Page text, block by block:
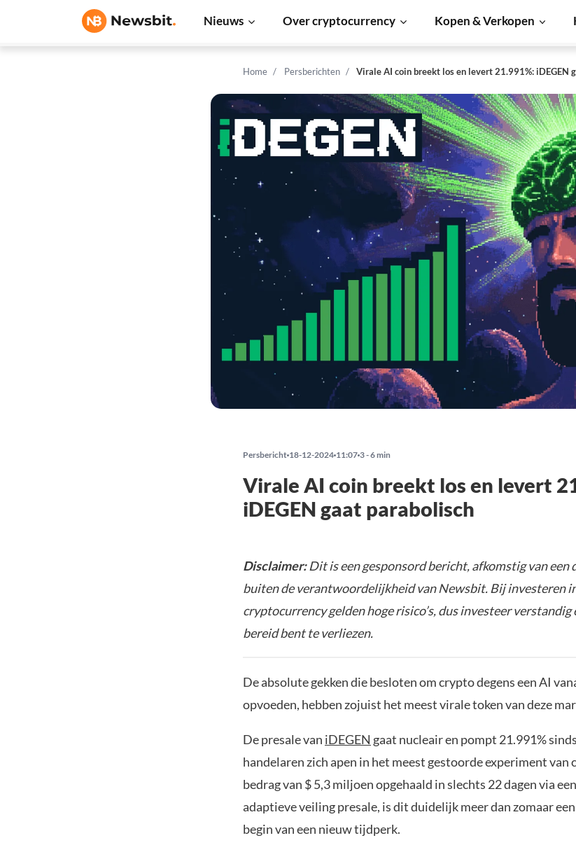
Nieuws Over cryptocurrency Kopen & Verkopen
Home Persberichten Virale AI coin breekt los en levert 21.991%: iDEGEN
Persbericht 18-12-2024 11:07 3 - 6 min
Virale AI coin breekt los en levert
iDEGEN gaat parabolisch
Disclaimer:Dit is een gesponsord bericht, afkomstig van een
buiten de verantwoordelijkheid van Newsbit. Bij investeren
cryptocurrency gelden hoge risico’s, dus investeer verstandig
bereid bent te verliezen.
De absolute gekken die besloten om crypto degens een AI
opvoeden, hebben zojuist het meest virale token van deze
De presale van iDEGEN gaat nucleair en pompt 21.991%
handelaren zich apen in het meest gestoorde experiment van
bedrag van $ 5,3 miljoen opgehaald in slechts 22 dagen via
adaptieve veiling presale, is dit duidelijk meer dan zomaar
begin van een nieuw tijdperk.